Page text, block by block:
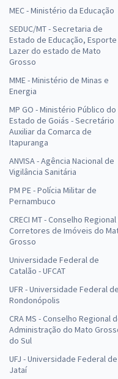
MEC - Ministério da Educação
SEDUC/MT - Secretaria de
Estado de Educação, Esporte
Lazer do estado de Mato
Grosso
MME - Ministério de Minas e
Energia
MP GO - Ministério Público do
Estado de Goiás - Secretário
Auxiliar da Comarca de
Itapuranga
ANVISA - Agência Nacional de
Vigilância Sanitária
PM PE - Polícia Militar de
Pernambuco
CRECI MT - Conselho
Corretores de Imóveis do
Grosso
Universidade Federal de
Catalão - UFCAT
UFR - Universidade Federal de
Rondonópolis
CRA MS - Conselho Regional
Administração do Mato
do Sul
UFJ - Universidade Federal de
Jataí